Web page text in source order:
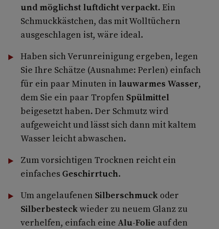
und möglichst luftdicht verpackt. Ein
Schmuckkästchen, das mit Wolltüchern
ausgeschlagen ist, wäre ideal.
Haben sich Verunreinigung ergeben, legen
Sie Ihre Schätze (Ausnahme: Perlen) einfach
für ein paar Minuten in lauwarmes Wasser,
dem Sie ein paar Tropfen Spülmittel
beigesetzt haben. Der Schmutz wird
aufgeweicht und lässt sich dann mit kaltem
Wasser leicht abwaschen.
Zum vorsichtigen Trocknen reicht ein
einfaches Geschirrtuch.
Um angelaufenen Silberschmuckoder
Silberbesteckwieder zu neuem Glanz zu
verhelfen, einfach eine Alu-Folie auf den